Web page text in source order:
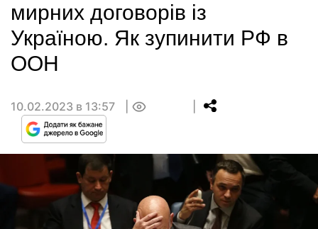
мирних договорів із
Україною. Як зупинити РФ в
ООН
10.02.2023 в 13:57